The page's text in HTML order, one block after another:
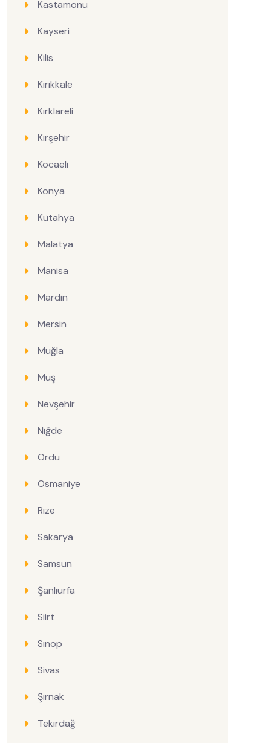
Kastamonu
Kayseri
Kilis
Kırıkkale
Kırklareli
Kırşehir
Kocaeli
Konya
Kütahya
Malatya
Manisa
Mardin
Mersin
Muğla
Muş
Nevşehir
Niğde
Ordu
Osmaniye
Rize
Sakarya
Samsun
Şanlıurfa
Siirt
Sinop
Sivas
Şırnak
Tekirdağ